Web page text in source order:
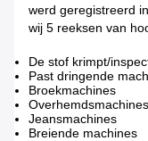
werd geregistreerd
wij 5 reeksen van
De stof krimpt/
Past dringende
Broekmachines
Overhemdsmachines
Jeansmachines
Breiende machines